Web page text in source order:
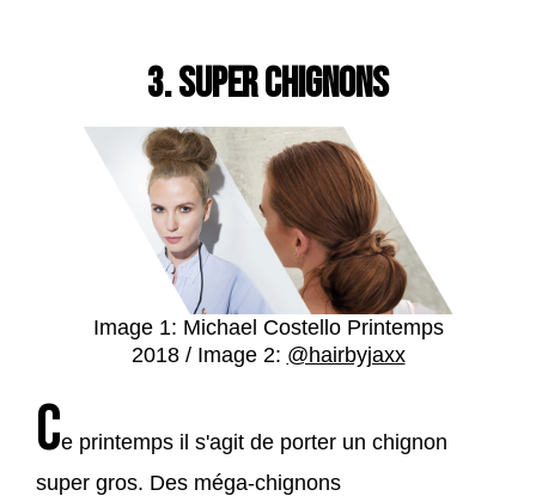
3. SUPER CHIGNONS
Image 1: Michael Costello Printemps
2018 / Image 2: @hairbyjaxx
Ce printemps il s'agit de porter un chignon
super gros. Des méga-chignons